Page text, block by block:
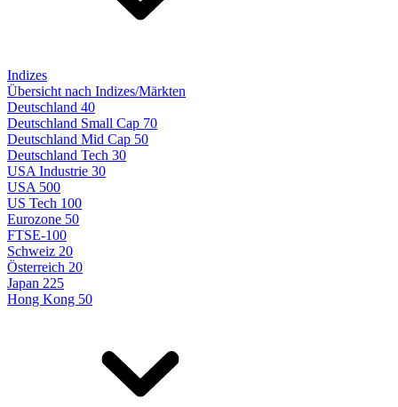
Indizes
Übersicht nach Indizes/Märkten
Deutschland 40
Deutschland Small Cap 70
Deutschland Mid Cap 50
Deutschland Tech 30
USA Industrie 30
USA 500
US Tech 100
Eurozone 50
FTSE-100
Schweiz 20
Österreich 20
Japan 225
Hong Kong 50